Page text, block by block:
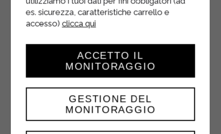
es. sicurezza, caratteristiche carrello e
accesso) clicca qui
GESTIONE DEL
MONITORAGGIO
ACCETTO IL
MONITORAGGIO